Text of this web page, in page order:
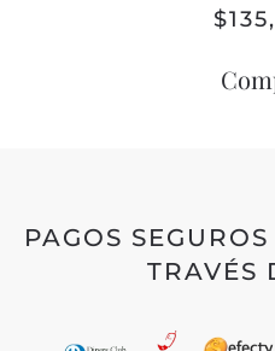
$
PAGOS
TRAVÉS